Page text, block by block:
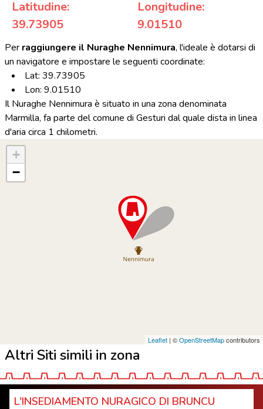
Latitudine:
39.73905
Longitudine:
9.01510
Per raggiungere il Nuraghe Nennimura, l'ideale è dotarsi di
un navigatore e impostare le seguenti coordinate:
Lat: 39.73905
Lon: 9.01510
Il Nuraghe Nennimura è situato in una zona denominata
Marmilla, fa parte del comune di Gesturi dal quale dista in linea
d'aria circa 1 chilometri.
+
−
Leaflet | ©OpenStreetMapcontributors
Altri Siti simili in zona
L'INSEDIAMENTO NURAGICO DI BRUNCU